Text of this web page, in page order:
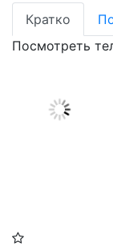
Кратко
Посмотреть